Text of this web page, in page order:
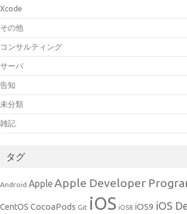
Xcode
その他
コンサルティング
サーバ
告知
未分類
雑記
タグ
Android AppleApple Developer
CentOS CocoaPods Git iOS iOS8 iOS9 iOS